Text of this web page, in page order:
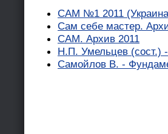
САМ №1 2011
Сам себе мастер.
САМ. Архив 2011
Н.П. Умельцев (сост.)
Самойлов В. -